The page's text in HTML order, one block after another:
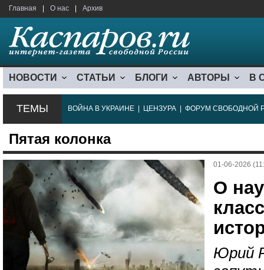
Главная О нас Архив
НОВОСТИ СТАТЬИ БЛОГИ АВТОРЫ В
ТЕМЫ ВОЙНА В УКРАИНЕ ЦЕНЗУРА ФОРУМ СВОБОДНОЙ
Пятая колонка
01-06-2026
О
Юрий